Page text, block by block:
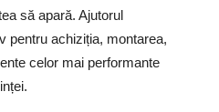
să apară. Ajutorul
pentru achiziția, montarea,
celor mai performante